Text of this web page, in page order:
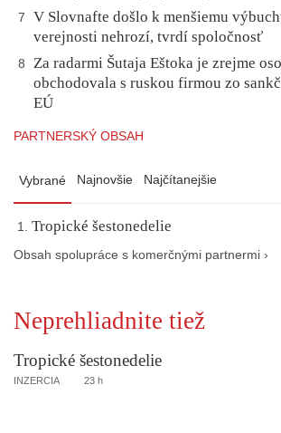
7
V Slovnafte došlo k menšiemu
verejnosti nehrozí, tvrdí spoločnosť
8
Za radarmi Šutaja Eštoka je zrejme
obchodovala s ruskou firmou zo
EÚ
PARTNERSKÝ OBSAH
Vybrané Najnovšie Najčítanejšie
Tropické šestonedelie
Obsah spolupráce s komerčnými partnermi ›
Neprehliadnite tiež
Tropické šestonedelie
INZERCIA 23 h